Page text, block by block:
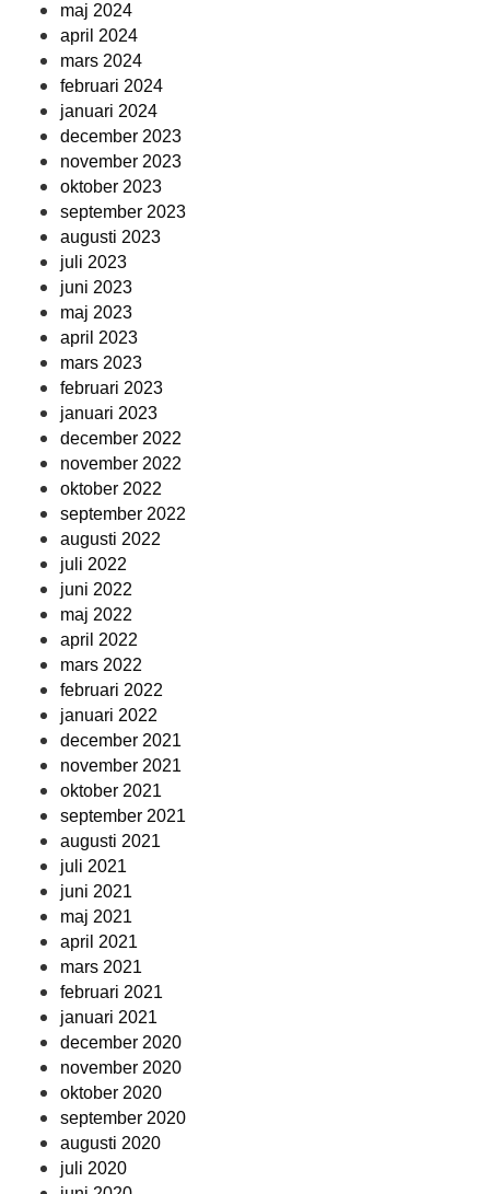
maj 2024
april 2024
mars 2024
februari 2024
januari 2024
december 2023
november 2023
oktober 2023
september 2023
augusti 2023
juli 2023
juni 2023
maj 2023
april 2023
mars 2023
februari 2023
januari 2023
december 2022
november 2022
oktober 2022
september 2022
augusti 2022
juli 2022
juni 2022
maj 2022
april 2022
mars 2022
februari 2022
januari 2022
december 2021
november 2021
oktober 2021
september 2021
augusti 2021
juli 2021
juni 2021
maj 2021
april 2021
mars 2021
februari 2021
januari 2021
december 2020
november 2020
oktober 2020
september 2020
augusti 2020
juli 2020